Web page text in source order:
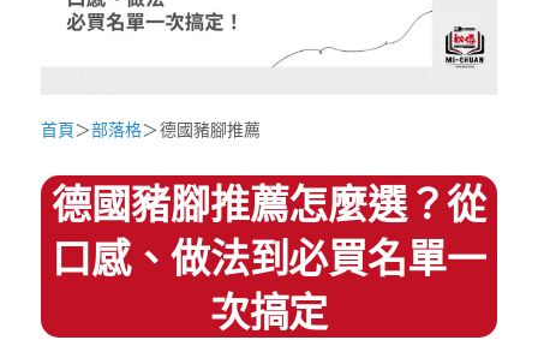
首頁＞部落格＞德國豬腳推薦
德國豬腳推薦怎麼選？從
口感、做法到必買名單一
次搞定